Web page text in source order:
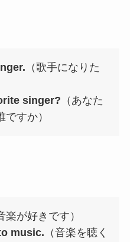
（歌手になりた
singer? （あなた
すか）
楽が好きです）
music. （音楽を聴く